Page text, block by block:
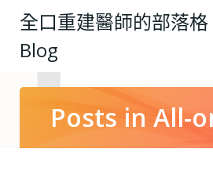
Skip
to
全口重建醫師的部落
Blog
Posts in All-